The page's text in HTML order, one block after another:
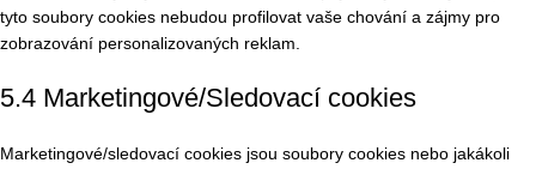
tyto soubory cookies nebudou profilovat vaše chování a zájmy pro
zobrazování personalizovaných reklam.
5.4 Marketingové/Sledovací cookies
Marketingové/sledovací cookies jsou soubory cookies nebo jakákoli